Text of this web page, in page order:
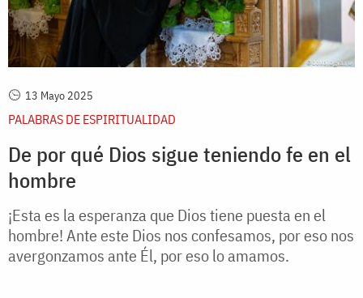
13 Mayo 2025
PALABRAS DE ESPIRITUALIDAD
De por qué Dios sigue teniendo fe en el
hombre
¡Esta es la esperanza que Dios tiene puesta en el
hombre! Ante este Dios nos confesamos, por eso nos
avergonzamos ante Él, por eso lo amamos.